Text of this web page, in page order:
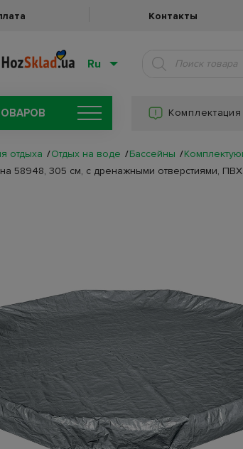
Контакты
Ru
отдыха Отдых на воде Бассейны
58948, 305 см, с дренажными отверстиями,